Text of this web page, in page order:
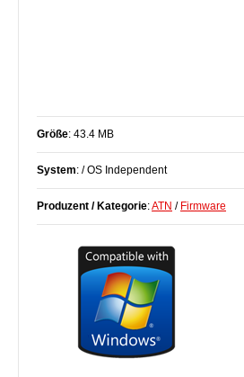
Größe: 43.4 MB
System: / OS Independent
Produzent / Kategorie:ATN / Firmware